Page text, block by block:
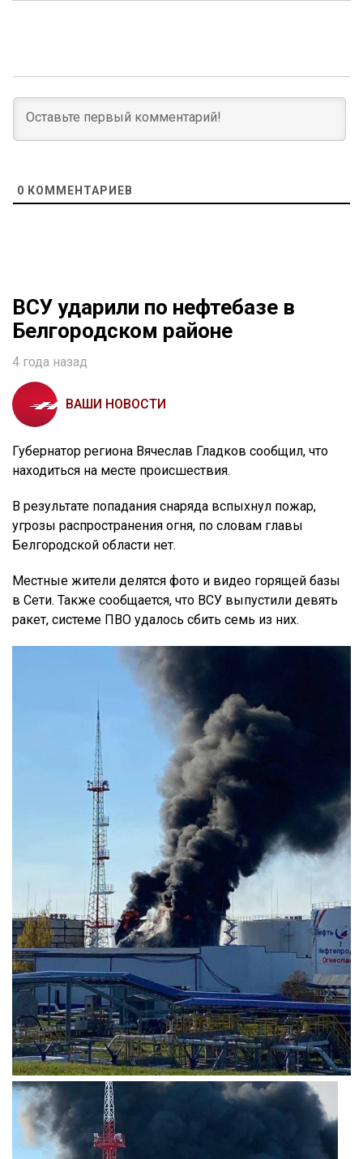
0 КОММЕНТАРИЕВ
ВСУ ударили по нефтебазе в
Белгородском районе
4 года назад
ВАШИ НОВОСТИ
Губернатор региона Вячеслав Гладков сообщил, что
находиться на месте происшествия.
В результате попадания снаряда вспыхнул пожар,
угрозы распространения огня, по словам главы
Белгородской области нет.
Местные жители делятся фото и видео горящей базы
в Сети. Также сообщается, что ВСУ выпустили девять
ракет, системе ПВО удалось сбить семь из них.